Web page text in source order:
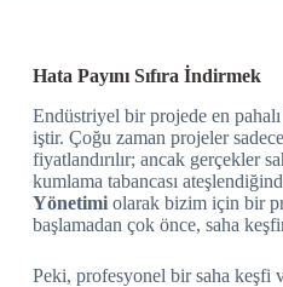
Hata Payını Sıfıra İndirmek
Endüstriyel bir projede en
iştir. Çoğu zaman projeler
fiyatlandırılır; ancak gerçekler
kumlama tabancası
Yönetimiolarak bizim için bir
başlamadan çok önce, saha
Peki, profesyonel bir saha keşfi